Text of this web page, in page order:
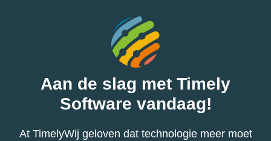
Aan de slag met Timely
Software vandaag!
At TimelyWij geloven dat technologie meer moet